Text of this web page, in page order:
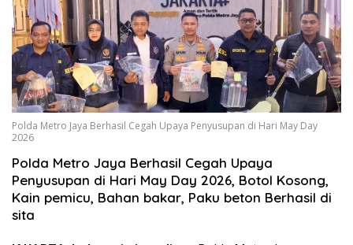
Polda Metro Jaya Berhasil Cegah Upaya Penyusupan di Hari May Day
2026
Polda Metro Jaya Berhasil Cegah Upaya
Penyusupan di Hari May Day 2026, Botol Kosong,
Kain pemicu, Bahan bakar, Paku beton Berhasil di
sita